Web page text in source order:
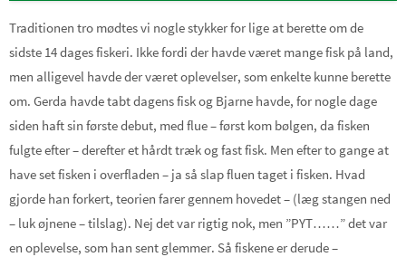
Traditionen tro mødtes vi nogle stykker for lige at berette om de
sidste 14 dages fiskeri. Ikke fordi der havde været mange fisk på land,
men alligevel havde der været oplevelser, som enkelte kunne berette
om. Gerda havde tabt dagens fisk og Bjarne havde, for nogle dage
siden haft sin første debut, med flue – først kom bølgen, da fisken
fulgte efter – derefter et hårdt træk og fast fisk. Men efter to gange at
have set fisken i overfladen – ja så slap fluen taget i fisken. Hvad
gjorde han forkert, teorien farer gennem hovedet – (læg stangen ned
– luk øjnene – tilslag). Nej det var rigtig nok, men ”PYT……” det var
en oplevelse, som han sent glemmer. Så fiskene er derude –